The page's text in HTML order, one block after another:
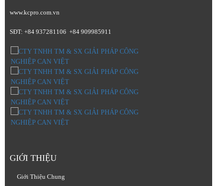
www.kcpro.com.vn
SĐT: +84 937281106 +84 909985911
GIỚI THIỆU
Giới Thiệu Chung